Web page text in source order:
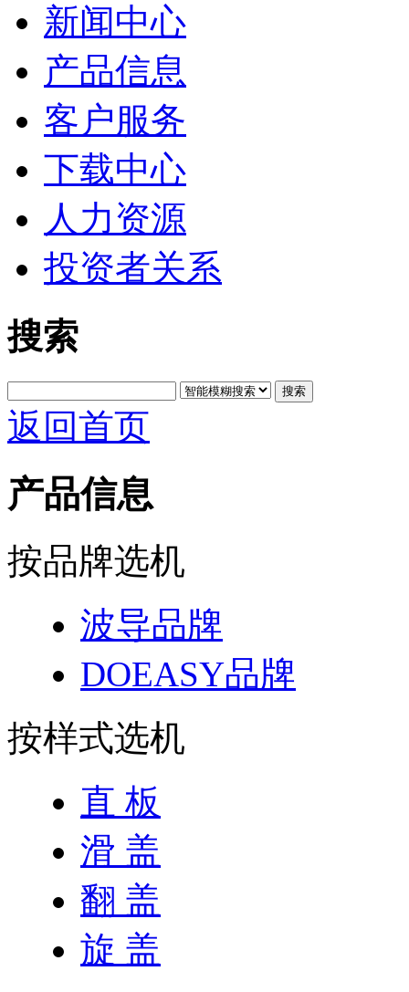
新闻中心
产品信息
客户服务
下载中心
人力资源
投资者关系
搜索
搜索
返回首页
产品信息
按品牌选机
波导品牌
DOEASY品牌
按样式选机
直 板
滑 盖
翻 盖
旋 盖